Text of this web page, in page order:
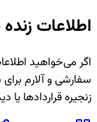
اطلاعات زنده
سفارشی و آلارم برای
زنجیره قراردادها یا